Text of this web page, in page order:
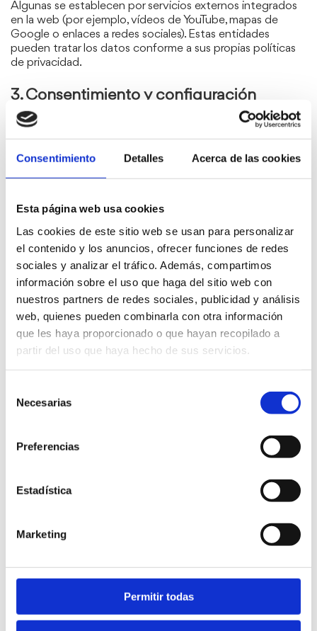
Consentimiento Detalles Acerca de las cookies
Esta página web usa cookies
Las cookies de este sitio web se usan para personalizar
el contenido y los anuncios, ofrecer funciones de redes
sociales y analizar el tráfico. Además, compartimos
información sobre el uso que haga del sitio web con
nuestros partners de redes sociales, publicidad y análisis
web, quienes pueden combinarla con otra información
que les haya proporcionado o que hayan recopilado a
partir del uso que haya hecho de sus servicios.
Necesarias
Preferencias
Estadística
Marketing
Permitir todas
Algunas se establecen por servicios externos integrados
en la web (por ejemplo, vídeos de YouTube, mapas de
Google o enlaces a redes sociales). Estas entidades
pueden tratar los datos conforme a sus propias políticas
de privacidad.
3. Consentimiento y configuración
Cuando el usuario accede por primera vez al sitio web, se
accediendo de nuevo al Centro de preferencias de
4. Cómo eliminar o bloquear las cookies
El usuario puede permitir, bloquear o eliminar las cookies
instaladas en su dispositivo configurando las opciones del
navegador. A continuación, se facilitan enlaces con
Google Chrome
Safari
5. Actualización de la política de cookies
política de cookies en cualquier momento. Las